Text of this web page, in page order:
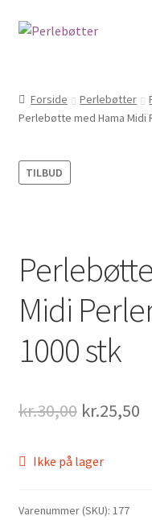
Spring
Spring
Kasse
Kontakt
PERSONDATAPOLITIK
Forside Perlebøtter
Perlebøtte med Hama Midi
TILBUD
Midi
1000 stk
kr.30,00 Original
was:
kr.25,50
Ikke på lager
Varenummer (SKU): 177